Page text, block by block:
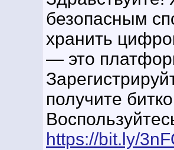
безопасным
хранить
— это
получите
https://bit.ly/